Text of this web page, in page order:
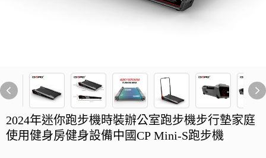
2024年迷你跑步機時裝辦公室跑步機步行墊家庭
使用健身房健身設備中國CP Mini-S跑步機